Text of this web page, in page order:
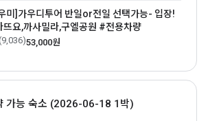
미]가우디투어 반일or전일 선택가능- 입장!
뜨요,까사밀라,구엘공원 #전용차량
53,000원
가능 숙소 (2026-06-18 1박)